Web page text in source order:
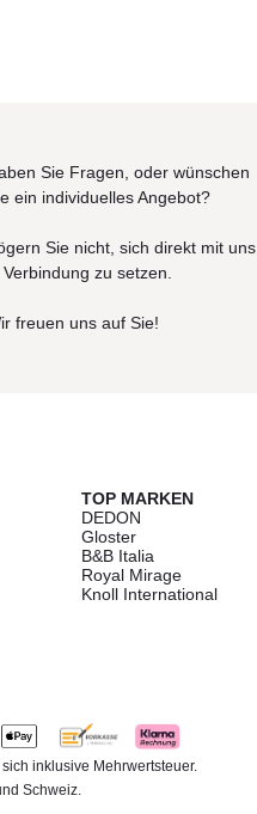
Sie Fragen, oder wünschen
ein individuelles Angebot?
Sie nicht, sich direkt mit uns
Verbindung zu setzen.
freuen uns auf Sie!
TOP MARKEN
DEDON
Gloster
B&B Italia
Royal Mirage
Knoll International
inklusive Mehrwertsteuer.
Schweiz.